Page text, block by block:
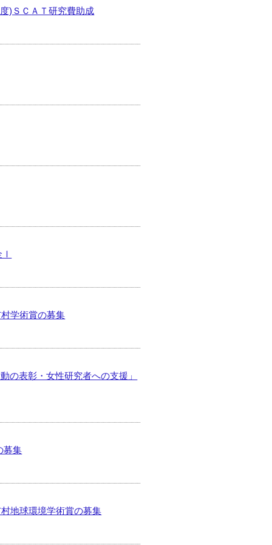
)ＳＣＡＴ研究費助成
Ⅰ
学術賞の募集
の表彰・女性研究者への支援」
募集
地球環境学術賞の募集